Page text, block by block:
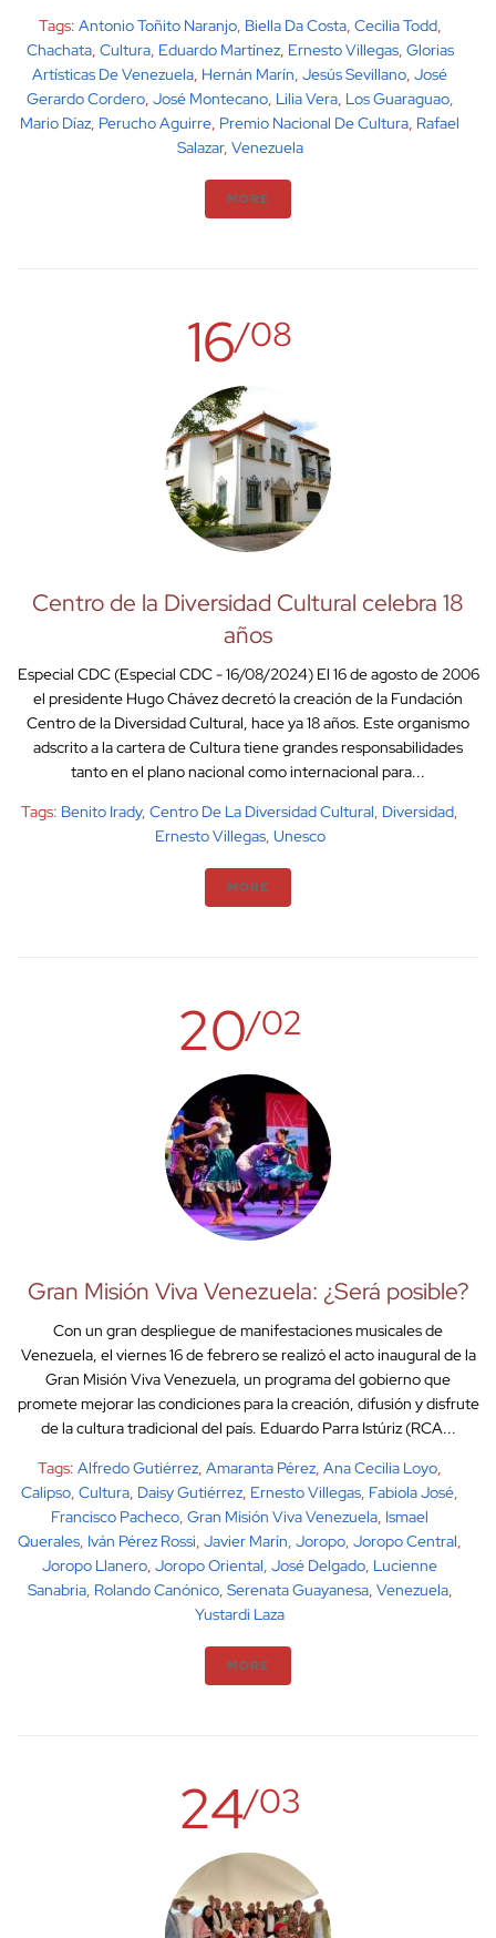
Tags: Antonio Toñito Naranjo, Biella Da Costa, Cecilia Todd,
Chachata, Cultura, Eduardo Martínez, Ernesto Villegas, Glorias
Artísticas De Venezuela, Hernán Marín, Jesús Sevillano, José
Gerardo Cordero, José Montecano, Lilia Vera, Los Guaraguao,
Mario Díaz, Perucho Aguirre, Premio Nacional De Cultura, Rafael
Salazar, Venezuela
MORE
16/08
Centro de la Diversidad Cultural celebra 18
años
Especial CDC (Especial CDC - 16/08/2024) El 16 de agosto de 2006
el presidente Hugo Chávez decretó la creación de la Fundación
Centro de la Diversidad Cultural, hace ya 18 años. Este organismo
adscrito a la cartera de Cultura tiene grandes responsabilidades
tanto en el plano nacional como internacional para...
Tags: Benito Irady, Centro De La Diversidad Cultural, Diversidad,
Ernesto Villegas, Unesco
MORE
20/02
Gran Misión Viva Venezuela: ¿Será posible?
Con un gran despliegue de manifestaciones musicales de
Venezuela, el viernes 16 de febrero se realizó el acto inaugural de la
Gran Misión Viva Venezuela, un programa del gobierno que
promete mejorar las condiciones para la creación, difusión y disfrute
de la cultura tradicional del país. Eduardo Parra Istúriz (RCA...
Tags: Alfredo Gutiérrez, Amaranta Pérez, Ana Cecilia Loyo,
Calipso, Cultura, Daisy Gutiérrez, Ernesto Villegas, Fabiola José,
Francisco Pacheco, Gran Misión Viva Venezuela, Ismael
Querales, Iván Pérez Rossi, Javier Marín, Joropo, Joropo Central,
Joropo Llanero, Joropo Oriental, José Delgado, Lucienne
Sanabria, Rolando Canónico, Serenata Guayanesa, Venezuela,
Yustardi Laza
MORE
24/03